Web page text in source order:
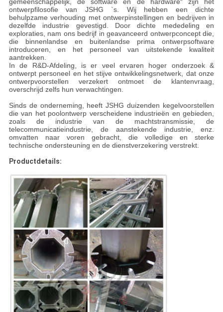
ontwerpfilosofie van JSHG `s. Wij hebben een dichte
behulpzame verhouding met ontwerpinstellingen en bedrijven in
dezelfde industrie gevestigd. Door dichte mededeling en
exploraties, nam ons bedrijf in geavanceerd ontwerpconcept die,
die binnenlandse en buitenlandse prima ontwerpsoftware
introduceren, en het personeel van uitstekende kwaliteit
aantrekken.
In de R&D-Afdeling, is er veel ervaren hoger onderzoek &
ontwerpt personeel en het stijve ontwikkelingsnetwerk, dat onze
ontwerpvoorstellen verzekert ontmoet de klantenvraag,
overschrijd zelfs hun verwachtingen.
Sinds de onderneming, heeft JSHG duizenden kegelvoorstellen
die van het poolontwerp verscheidene industrieën en gebieden,
zoals de industrie van de machtstransmissie, de
telecommunicatieindustrie, de aanstekende industrie, enz.
omvatten naar voren gebracht, die volledige en sterke
technische ondersteuning en de dienstverzekering verstrekt.
Productdetails: